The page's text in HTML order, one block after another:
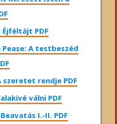
PDF
A testbeszéd
​szeretet rendje PDF
válni PDF
I.-II. PDF